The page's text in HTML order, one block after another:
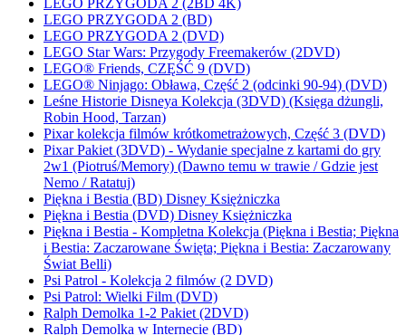
LEGO PRZYGODA 2 (2BD 4K)
LEGO PRZYGODA 2 (BD)
LEGO PRZYGODA 2 (DVD)
LEGO Star Wars: Przygody Freemakerów (2DVD)
LEGO® Friends, CZĘŚĆ 9 (DVD)
LEGO® Ninjago: Obława, Część 2 (odcinki 90-94) (DVD)
Leśne Historie Disneya Kolekcja (3DVD) (Księga dżungli,
Robin Hood, Tarzan)
Pixar kolekcja filmów krótkometrażowych, Część 3 (DVD)
Pixar Pakiet (3DVD) - Wydanie specjalne z kartami do gry
2w1 (Piotruś/Memory) (Dawno temu w trawie / Gdzie jest
Nemo / Ratatuj)
Piękna i Bestia (BD) Disney Księżniczka
Piękna i Bestia (DVD) Disney Księżniczka
Piękna i Bestia - Kompletna Kolekcja (Piękna i Bestia; Piękna
i Bestia: Zaczarowane Święta; Piękna i Bestia: Zaczarowany
Świat Belli)
Psi Patrol - Kolekcja 2 filmów (2 DVD)
Psi Patrol: Wielki Film (DVD)
Ralph Demolka 1-2 Pakiet (2DVD)
Ralph Demolka w Internecie (BD)